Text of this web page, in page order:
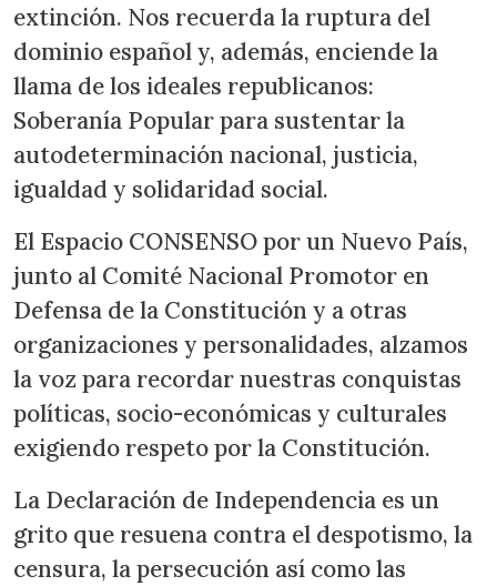
extinción. Nos recuerda la ruptura del
dominio español y, además, enciende la
llama de los ideales republicanos:
Soberanía Popular para sustentar la
autodeterminación nacional, justicia,
igualdad y solidaridad social.
El Espacio CONSENSO por un Nuevo País,
junto al Comité Nacional Promotor en
Defensa de la Constitución y a otras
organizaciones y personalidades, alzamos
la voz para recordar nuestras conquistas
políticas, socio-económicas y culturales
exigiendo respeto por la Constitución.
La Declaración de Independencia es un
grito que resuena contra el despotismo, la
censura, la persecución así como las